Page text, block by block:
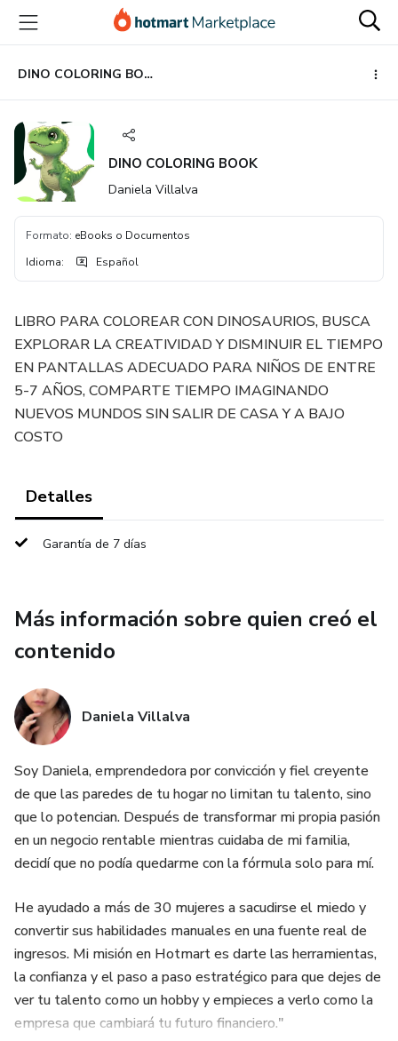
principal
página
de
página
DINO COLORING BOOK
DINO COLORING BOOK
Daniela Villalva
Formato: eBooks o Documentos
Idioma: Español
LIBRO PARA COLOREAR CON DINOSAURIOS, BUSCA
EXPLORAR LA CREATIVIDAD Y DISMINUIR EL TIEMPO
EN PANTALLAS ADECUADO PARA NIÑOS DE ENTRE
5-7 AÑOS, COMPARTE TIEMPO IMAGINANDO
NUEVOS MUNDOS SIN SALIR DE CASA Y A BAJO
COSTO
Detalles
Garantía de 7 días
Más información sobre quien creó el
contenido
Daniela Villalva
Soy Daniela, emprendedora por convicción y fiel creyente
de que las paredes de tu hogar no limitan tu talento, sino
que lo potencian. Después de transformar mi propia pasión
en un negocio rentable mientras cuidaba de mi familia,
decidí que no podía quedarme con la fórmula solo para mí.
He ayudado a más de 30 mujeres a sacudirse el miedo y
convertir sus habilidades manuales en una fuente real de
ingresos. Mi misión en Hotmart es darte las herramientas,
la confianza y el paso a paso estratégico para que dejes de
ver tu talento como un hobby y empieces a verlo como la
empresa que cambiará tu futuro financiero."